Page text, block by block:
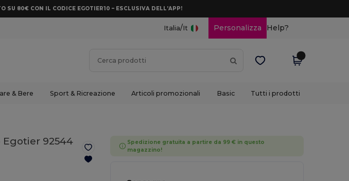
SU 80€ CON IL CODICE EGOTIER10 – ESCLUSIVA DELL’APP!
Italia/It Personalizza Help?
& Bere Sport & Ricreazione Articoli promozionali Basic Tutti i prodotti
Egotier 92544
Spedizione gratuita a partire da 99 € in questo
magazzino!